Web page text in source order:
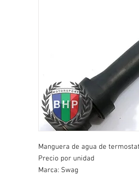
Manguera de agua de
Precio por unidad
Marca: Swag